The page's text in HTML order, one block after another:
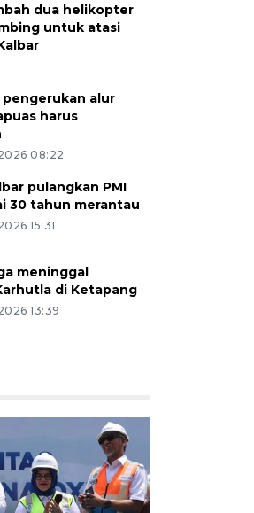
dua helikopter
untuk atasi
pengerukan alur
harus
08:22
pulangkan PMI
30 tahun merantau
15:31
meninggal
di Ketapang
13:39